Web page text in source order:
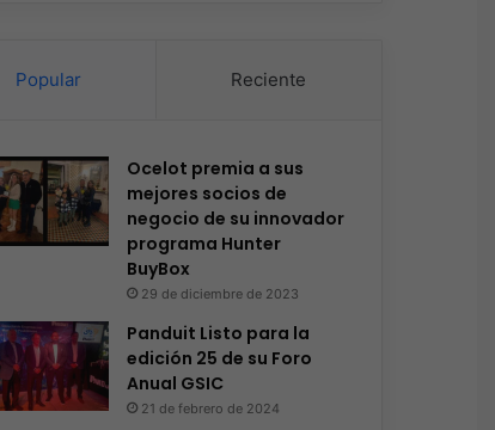
Popular Reciente
Ocelot premia a sus
mejores socios de
negocio de su innovador
programa Hunter
BuyBox
29 de diciembre de 2023
Panduit Listo para la
edición 25 de su Foro
Anual GSIC
21 de febrero de 2024